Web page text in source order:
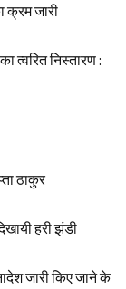
क्रम जारी
त्वरित निस्तारण :
ठाकुर
हरी झंडी
जारी किए जाने के